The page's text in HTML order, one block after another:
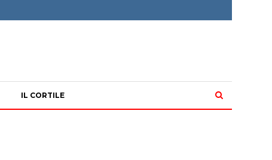
IL CORTILE